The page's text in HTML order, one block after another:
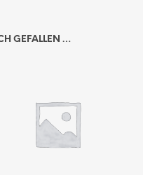
GEFALLEN …